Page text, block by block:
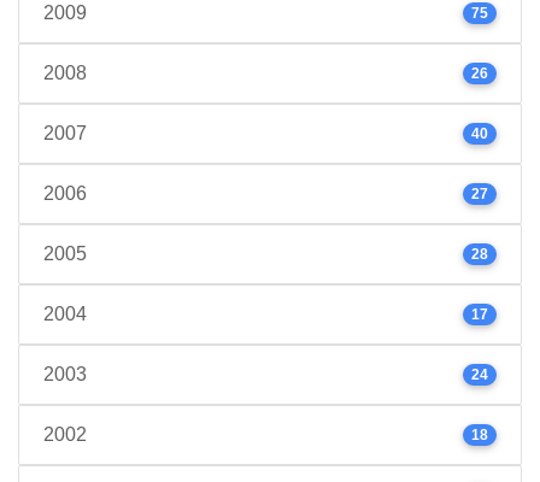
2009 75
2008 26
2007 40
2006 27
2005 28
2004 17
2003 24
2002 18